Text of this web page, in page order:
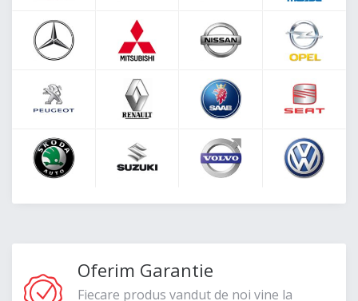
Oferim Garantie
Fiecare produs vandut de noi vine la